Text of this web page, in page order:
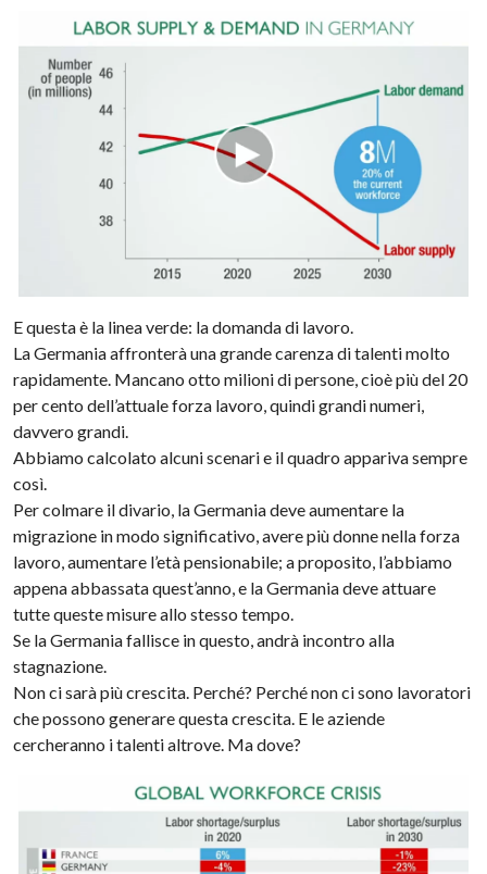
E questa è la linea verde: la domanda di lavoro.
La Germania affronterà una grande carenza di talenti molto
rapidamente. Mancano otto milioni di persone, cioè più del 20
per cento dell’attuale forza lavoro, quindi grandi numeri,
davvero grandi.
Abbiamo calcolato alcuni scenari e il quadro appariva sempre
così.
Per colmare il divario, la Germania deve aumentare la
migrazione in modo significativo, avere più donne nella forza
lavoro, aumentare l’età pensionabile; a proposito, l’abbiamo
appena abbassata quest’anno, e la Germania deve attuare
tutte queste misure allo stesso tempo.
Se la Germania fallisce in questo, andrà incontro alla
stagnazione.
Non ci sarà più crescita. Perché? Perché non ci sono lavoratori
che possono generare questa crescita. E le aziende
cercheranno i talenti altrove. Ma dove?